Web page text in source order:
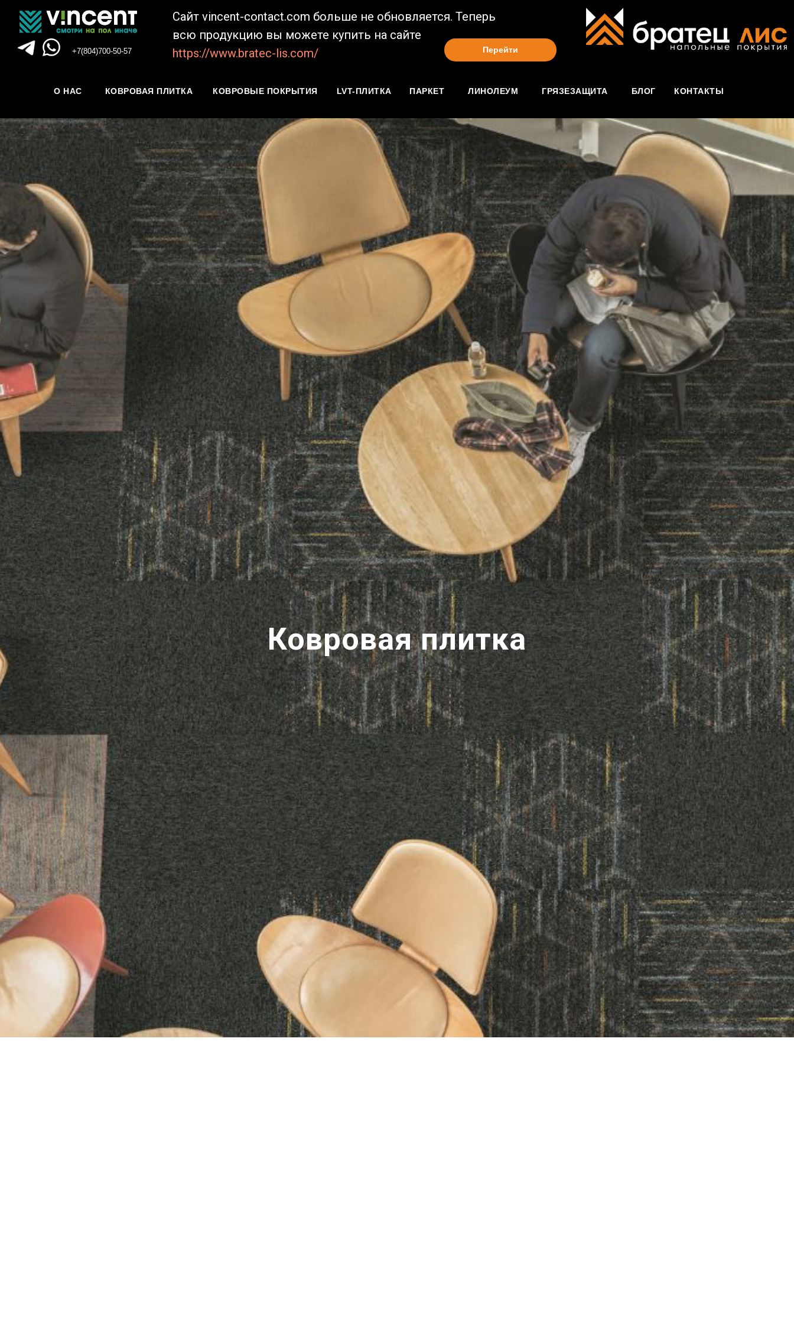
О НАС ПАРКЕТ ЛИНОЛЕУМ ГРЯЗЕЗАЩИТА БЛОГ КОНТАКТЫ
КОВРОВАЯ ПЛИТКА КОВРОВЫЕ ПОКРЫТИЯ LVT-ПЛИТКА
+7(804)700-50-57 Перейти
Сайт vincent-contact.com больше не обновляется. Теперь
всю продукцию вы можете купить на сайте
https://www.bratec-lis.com/
Ковровая плитка